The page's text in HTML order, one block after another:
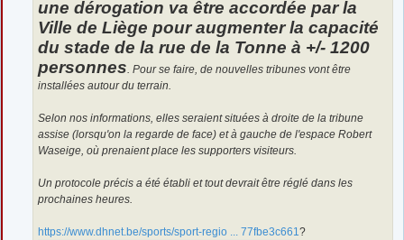
une dérogation va être accordée par la
Ville de Liège pour augmenter la capacité
du stade de la rue de la Tonne à +/- 1200
personnes. Pour se faire, de nouvelles tribunes vont être
installées autour du terrain.
Selon nos informations, elles seraient situées à droite de la tribune
assise (lorsqu'on la regarde de face) et à gauche de l'espace Robert
Waseige, où prenaient place les supporters visiteurs.
Un protocole précis a été établi et tout devrait être réglé dans les
prochaines heures.
https://www.dhnet.be/sports/sport-regio ... 77fbe3c661?